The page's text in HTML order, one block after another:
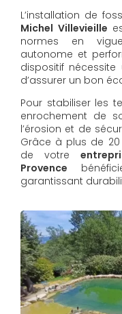
L’installation de
Michel Villevieille
normes en
autonome et
dispositif
d’assurer un bon
Pour stabiliser les
enrochement de
l’érosion et de
Grâce à plus de 20
de votre
Provence
garantissant